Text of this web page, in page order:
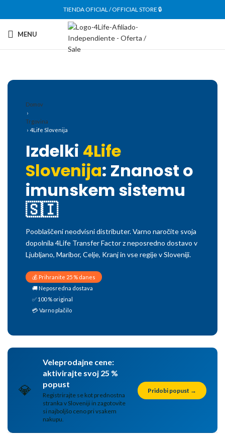
TIENDA OFICIAL / OFFICIAL STORE 🔒
MENU
Domov
›
Trgovina
› 4Life Slovenija
Izdelki 4Life
Slovenija: Znanost o
imunskem sistemu
🇸🇮
Pooblaščeni neodvisni distributer. Varno naročite svoja
dopolnila 4Life Transfer Factor z neposredno dostavo v
Ljubljano, Maribor, Celje, Kranj in vse regije v Sloveniji.
💰 Prihranite 25 % danes
🚚 Neposredna dostava
✅ 100 % original
💳 Varno plačilo
💎
Veleprodajne cene:
aktivirajte svoj 25 %
popust
Registrirajte se kot prednostna
stranka v Sloveniji in zagotovite
si najboljšo ceno pri vsakem
nakupu.
Pridobi popust →